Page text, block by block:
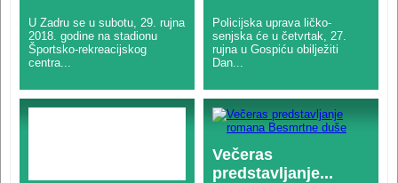
U Zadru se u subotu, 29. rujna
2018. godine na stadionu
Športsko-rekreacijskog
centra...
Policijska uprava ličko-
senjska će u četvrtak, 27.
rujna u Gospiću obilježiti
Dan...
Večeras
predstavljanje...